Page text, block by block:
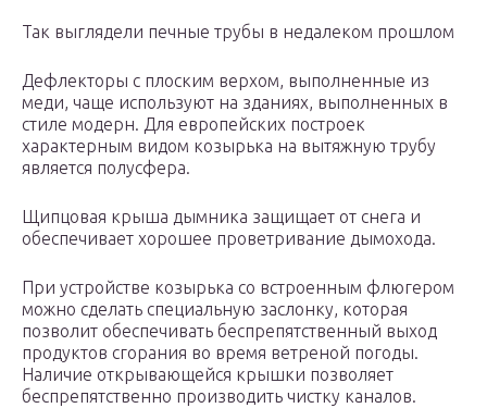
Так выглядели печные трубы в недалеком прошлом
Дефлекторы с плоским верхом, выполненные из
меди, чаще используют на зданиях, выполненных в
стиле модерн. Для европейских построек
характерным видом козырька на вытяжную трубу
является полусфера.
Щипцовая крыша дымника защищает от снега и
обеспечивает хорошее проветривание дымохода.
При устройстве козырька со встроенным флюгером
можно сделать специальную заслонку, которая
позволит обеспечивать беспрепятственный выход
продуктов сгорания во время ветреной погоды.
Наличие открывающейся крышки позволяет
беспрепятственно производить чистку каналов.